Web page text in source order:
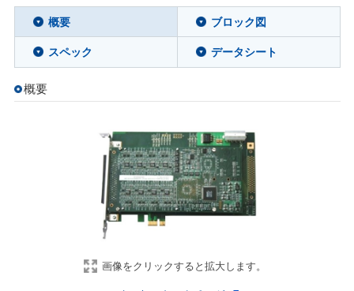
概要 ブロック図
スペック データシート
概要
画像をクリックすると拡大します。